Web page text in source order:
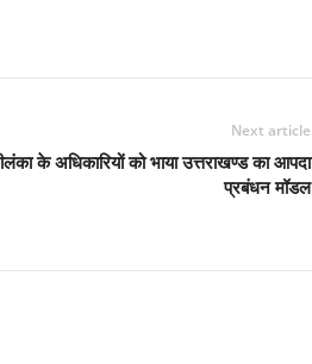
Next article
के अधिकारियों को भाया उत्तराखण्ड का आपदा
प्रबंधन मॉडल